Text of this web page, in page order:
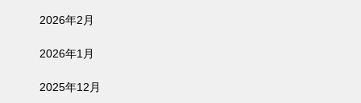
2026年2月
2026年1月
2025年12月